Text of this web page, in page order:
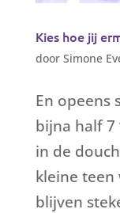
Kies hoe jij
door Simone
En opeens
bijna half 7
in de
kleine teen
blijven